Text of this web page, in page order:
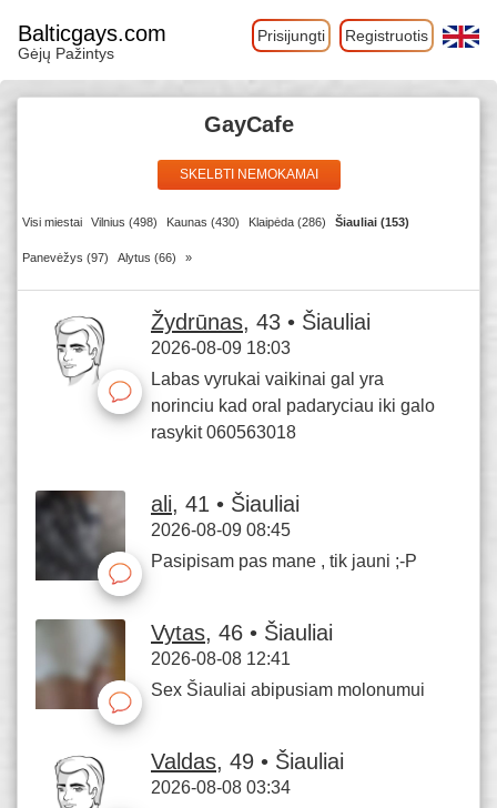
Balticgays.com
Gėjų Pažintys
Registruotis
Prisijungti
GayCafe
SKELBTI NEMOKAMAI
Visi miestai Vilnius (498) Kaunas (430) Klaipėda (286) Šiauliai (153)
Panevėžys (97) Alytus (66) »
Žydrūnas, 43 • Šiauliai
2026-08-09 18:03
Labas vyrukai vaikinai gal yra
norinciu kad oral padaryciau iki galo
rasykit 060563018
ali, 41 • Šiauliai
2026-08-09 08:45
Pasipisam pas mane , tik jauni ;-P
Vytas, 46 • Šiauliai
2026-08-08 12:41
Sex Šiauliai abipusiam molonumui
Valdas, 49 • Šiauliai
2026-08-08 03:34